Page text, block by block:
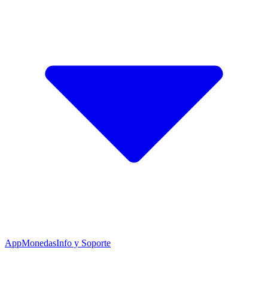
AppMonedasInfo y Soporte